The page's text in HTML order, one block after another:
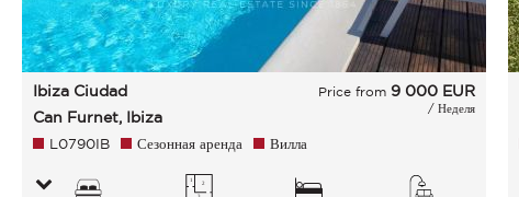
Ibiza Ciudad
Can Furnet, Ibiza
Price from 9 000 EUR
/ Неделя
L0790IB Сезонная аренда Вилла